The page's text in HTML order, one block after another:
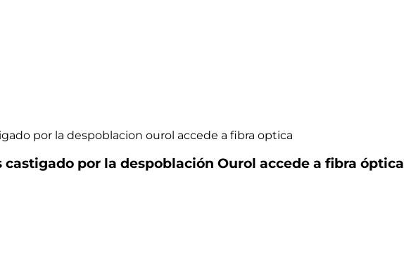
por la despoblacion ourol accede a fibra optica
castigado por la despoblación Ourol accede a fibra óptica